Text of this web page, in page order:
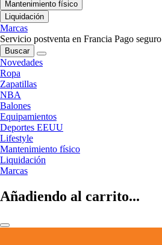
Mantenimiento físico
Liquidación
Marcas
Servicio postventa en Francia Pago seguro
Buscar
Novedades
Ropa
Zapatillas
NBA
Balones
Equipamientos
Deportes EEUU
Lifestyle
Mantenimiento físico
Liquidación
Marcas
Añadiendo al carrito...